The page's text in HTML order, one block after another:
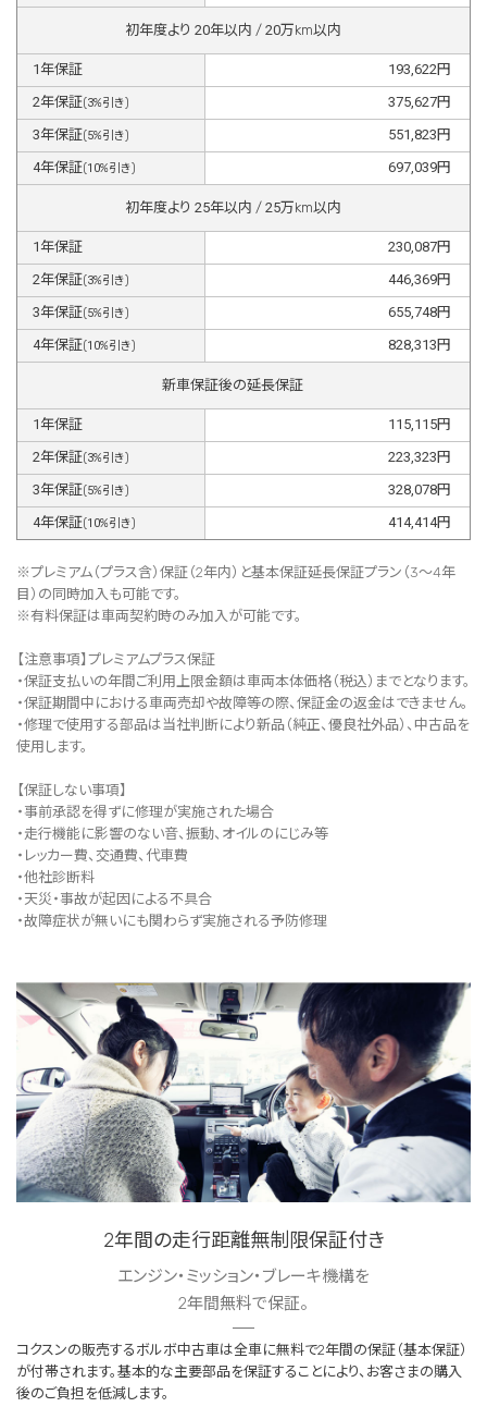
初年度より 20年以内 / 20万km以内
1年保証 193,622円
2年保証(3%引き) 375,627円
3年保証(5%引き) 551,823 円
4年保証(10%引き) 697,039円
初年度より 25年以内 / 25万km以内
1年保証 230,087円
2年保証(3%引き) 446,369円
3年保証(5%引き) 655,748円
4年保証(10%引き) 828,313 円
新車保証後の延長保証
1年保証 115,115円
2年保証(3%引き) 223,323 円
3年保証(5%引き) 328,078円
4年保証(10%引き) 414,414円
※プレミアム（プラス含）保証（2年内）と基本保証延長保証プラン（3～4年
目）の同時加入も可能です。
※有料保証は⾞両契約時のみ加⼊が可能です。
【注意事項】プレミアムプラス保証
・保証支払いの年間ご利用上限金額は車両本体価格（税込）までとなります。
・保証期間中における車両売却や故障等の際、保証金の返金はできません。
・修理で使用する部品は当社判断により新品（純正、優良社外品）、中古品を
使用します。
【保証しない事項】
・事前承認を得ずに修理が実施された場合
・走行機能に影響のない音、振動、オイルのにじみ等
・レッカー費、交通費、代車費
・他社診断料
・天災・事故が起因による不具合
・故障症状が無いにも関わらず実施される予防修理
2年間の走行距離無制限保証付き
エンジン・ミッション・ブレーキ機構を
2年間無料で保証。
コクスンの販売するボルボ中古車は全車に無料で2年間の保証（基本保証）
が付帯されます。基本的な主要部品を保証することにより、お客さまの購入
後のご負担を低減します。